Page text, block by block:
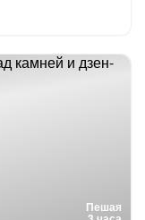
Пешая